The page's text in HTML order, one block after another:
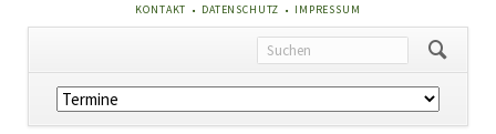
NAVIGATION
ÜBERSPRINGEN
KONTAKT DATENSCHUTZ IMPRESSUM
Navigation
überspringen